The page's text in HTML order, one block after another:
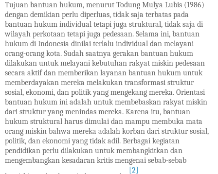
Tujuan bantuan hukum, menurut Todung Mulya Lubis (1986)
dengan demikian perlu diperluas, tidak saja terbatas pada
bantuan hukum individual tetapi juga struktural, tidak saja di
wilayah perkotaan tetapi juga pedesaan. Selama ini, bantuan
hukum di Indonesia dinilai terlalu individual dan melayani
orang-orang kota. Sudah saatnya gerakan bantuan hukum
dilakukan untuk melayani kebutuhan rakyat miskin pedesaan
secara aktif dan memberikan layanan bantuan hukum untuk
memberdayakan mereka melakukan transformasi struktur
sosial, ekonomi, dan politik yang mengekang mereka. Orientasi
bantuan hukum ini adalah untuk membebaskan rakyat miskin
dari struktur yang menindas mereka. Karena itu, bantuan
hukum struktural harus dimulai dan mampu membuka mata
orang miskin bahwa mereka adalah korban dari struktur sosial,
politik, dan ekonomi yang tidak adil. Berbagai kegiatan
pendidikan perlu dilakukan untuk membangkitkan dan
mengembangkan kesadaran kritis mengenai sebab-sebab
[2]